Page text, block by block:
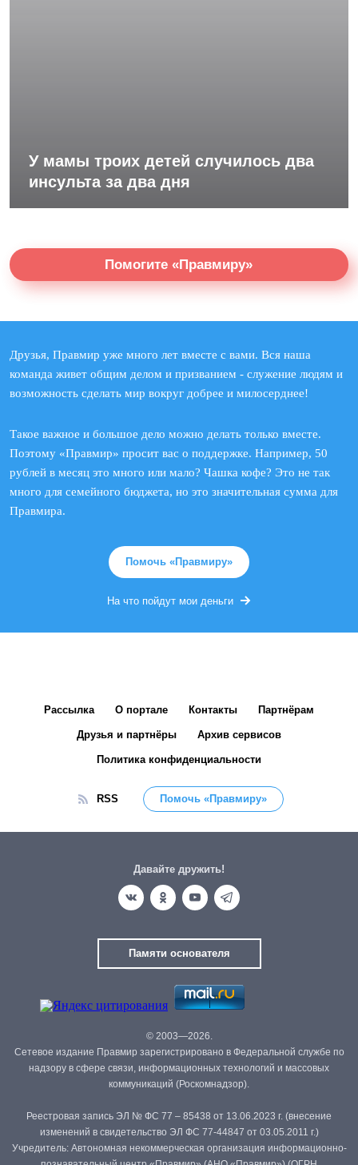
У мамы троих детей случилось два
инсульта за два дня
Помогите «Правмиру»
Друзья, Правмир уже много лет вместе с вами. Вся наша
команда живет общим делом и призванием - служение людям и
возможность сделать мир вокруг добрее и милосерднее!
Такое важное и большое дело можно делать только вместе.
Поэтому «Правмир» просит вас о поддержке. Например, 50
рублей в месяц это много или мало? Чашка кофе? Это не так
много для семейного бюджета, но это значительная сумма для
Правмира.
Помочь «Правмиру»
На что пойдут мои деньги
Рассылка О портале Контакты Партнёрам
Друзья и партнёры Архив сервисов
Политика конфиденциальности
RSS Помочь «Правмиру»
Давайте дружить!
Памяти основателя
© 2003—2026.
Сетевое издание Правмир зарегистрировано в Федеральной службе по
надзору в сфере связи, информационных технологий и массовых
коммуникаций (Роскомнадзор).
Реестровая запись ЭЛ № ФС 77 – 85438 от 13.06.2023 г. (внесение
изменений в свидетельство ЭЛ ФС 77-44847 от 03.05.2011 г.)
Учредитель: Автономная некоммерческая организация информационно-